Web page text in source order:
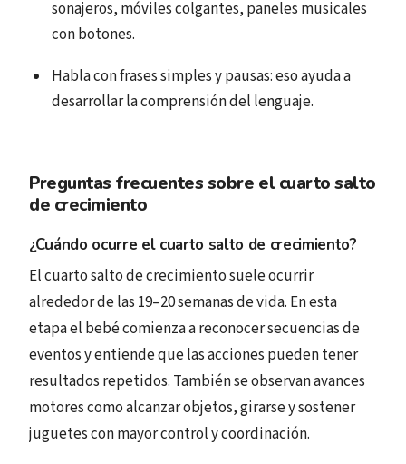
sonajeros, móviles colgantes, paneles musicales
con botones.
Habla con frases simples y pausas: eso ayuda a
desarrollar la comprensión del lenguaje.
Preguntas frecuentes sobre el cuarto salto
de crecimiento
¿Cuándo ocurre el cuarto salto de crecimiento?
El cuarto salto de crecimiento suele ocurrir
alrededor de las 19–20 semanas de vida. En esta
etapa el bebé comienza a reconocer secuencias de
eventos y entiende que las acciones pueden tener
resultados repetidos. También se observan avances
motores como alcanzar objetos, girarse y sostener
juguetes con mayor control y coordinación.